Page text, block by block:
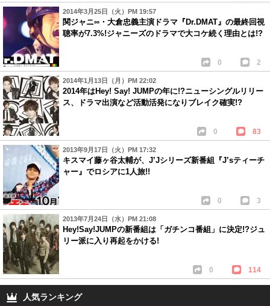
2014年3月25日（火）PM 19:57
関ジャニ∞・大倉忠義主演ドラマ『Dr.DMAT』の最終回視
聴率が7.3%!ジャニーズのドラマで大コケ続く理由とは!?
0 2
2014年1月13日（月）PM 22:02
2014年はHey! Say! JUMPの年に!?ニューシングルリリー
ス、ドラマ出演など活動活発になりブレイク確実!?
0 83
2013年9月17日（火）PM 17:32
キスマイ藤ヶ谷太輔が、J’Jシリーズ新番組『J’sティーチ
ャー』でロシアに1人旅!!
0 3
2013年7月24日（水）PM 21:08
Hey!Say!JUMPの新番組は「ガチンコ番組」に決定!?ジュ
リー派に入り再起をかける!
0 114
人気ランキング